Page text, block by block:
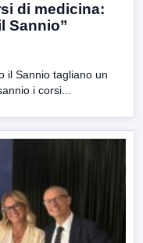
di medicina:
Sannio”
il Sannio tagliano un
i corsi...